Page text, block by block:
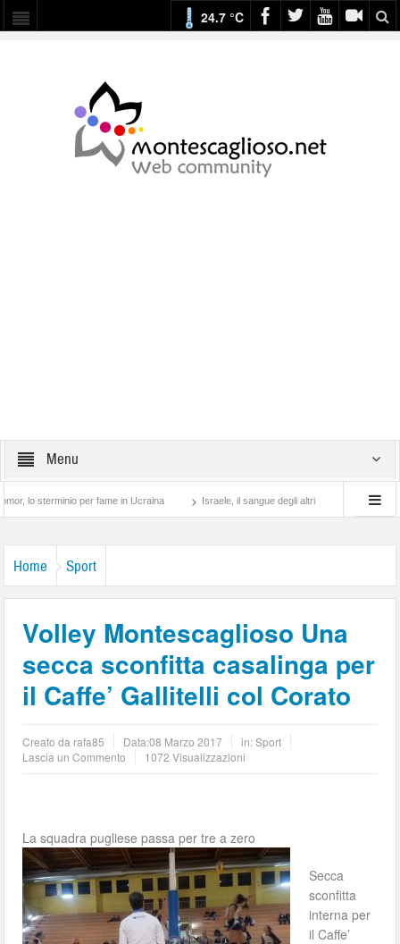
24.7 °C
Menu
per fame in Ucraina Israele, il sangue degli altri Lotta di classe… tra
Home Sport
Volley Montescaglioso Una
secca sconfitta casalinga per
il Caffe’ Gallitelli col Corato
Creato da rafa85 Data:08 Marzo 2017 in:Sport
Lascia un Commento
1072 Visualizzazioni
La squadra pugliese passa per tre a zero
Secca
sconfitta
interna per
il Caffe’